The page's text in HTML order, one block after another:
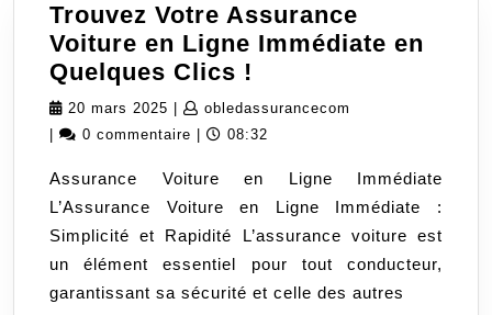
Trouvez Votre Assurance
Voiture en Ligne Immédiate en
Quelques Clics !
Votre
Assurance
en
Ligne
Immédiate
en
Quelques
20 mars 2025 20
mars
obledassurancecom
0 commentaire 08:32
Assurance Voiture en Ligne Immédiate
L’Assurance Voiture en Ligne Immédiate :
Simplicité et Rapidité L’assurance voiture est
un élément essentiel pour tout conducteur,
garantissant sa sécurité et celle des autres